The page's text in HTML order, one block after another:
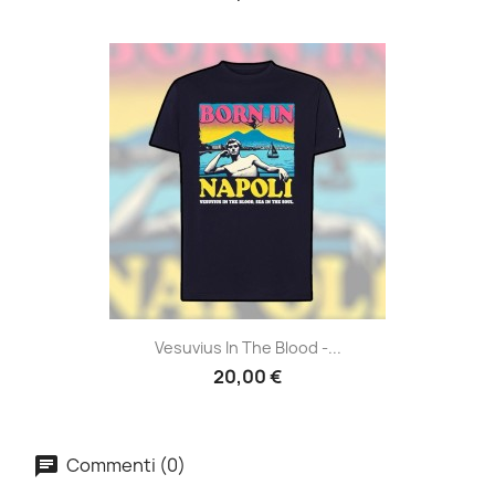
Vesuvius In The Blood -...
20,00 €
Commenti (0)